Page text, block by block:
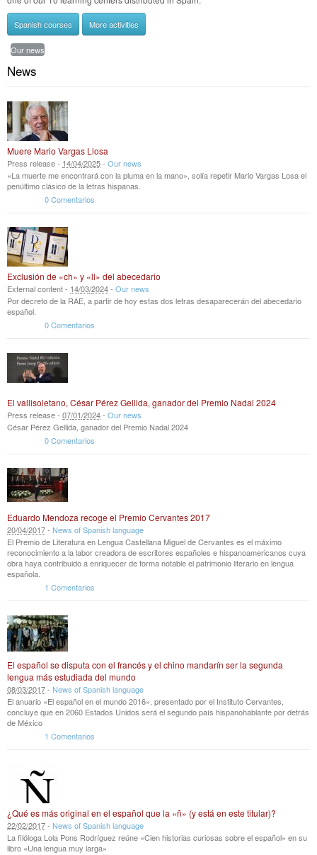
Spanish courses More activities
Our news
News
Muere Mario Vargas Llosa
Press release - 14/04/2025- Our news
«La muerte me encontrará con la pluma en la mano», solía repetir Mario Vargas Losa el
penúltimo clásico de la letras hispanas.
0 Comentarios
Exclusión de «ch» y «ll» del abecedario
External content - 14/03/2024- Our news
Por decreto de la RAE, a partir de hoy estas dos letras desaparecerán del abecedario
español.
0 Comentarios
El vallisoletano, César Pérez Gellida, ganador del Premio Nadal 2024
Press release - 07/01/2024- Our news
César Pérez Gellida, ganador del Premio Nadal 2024
0 Comentarios
Eduardo Mendoza recoge el Premio Cervantes 2017
20/04/2017- News of Spanish language
El Premio de Literatura en Lengua Castellana Miguel de Cervantes es el máximo
reconocimiento a la labor creadora de escritores españoles e hispanoamericanos cuya
obra haya contribuido a enriquecer de forma notable el patrimonio literario en lengua
española.
1 Comentarios
El español se disputa con el francés y el chino mandarín ser la segunda
lengua más estudiada del mundo
08/03/2017- News of Spanish language
El anuario «El español en el mundo 2016», presentado por el Instituto Cervantes,
concluye que en 2060 Estados Unidos será el segundo país hispanohablante por detrás
de México
1 Comentarios
¿Qué es más original en el español que la «ñ» (y está en este titular)?
22/02/2017- News of Spanish language
La filóloga Lola Pons Rodríguez reúne «Cien historias curiosas sobre el español» en su
libro «Una lengua muy larga»